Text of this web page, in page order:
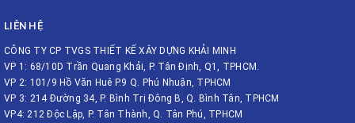
LIÊN HỆ
CÔNG TY CP TVGS THIẾT KẾ XÂY DỰNG KHẢI MINH
VP 1: 68/10D Trần Quang Khải, P. Tân Định, Q1, TPHCM.
VP 2: 101/9 Hồ Văn Huê P.9 Q. Phú Nhuận, TPHCM
VP 3: 214 Đường 34, P. Bình Trị Đông B, Q. Bình Tân, TPHCM
VP4: 212 Độc Lập, P. Tân Thành, Q. Tân Phú, TPHCM